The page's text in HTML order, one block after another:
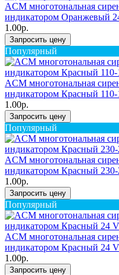
ACM многотональная
индикатором Оранжевый
1.00р.
Запросить цену
Популярный
ACM многотональная
индикатором Красный
1.00р.
Запросить цену
Популярный
ACM многотональная
индикатором Красный
1.00р.
Запросить цену
Популярный
ACM многотональная
индикатором Красный 24
1.00р.
Запросить цену